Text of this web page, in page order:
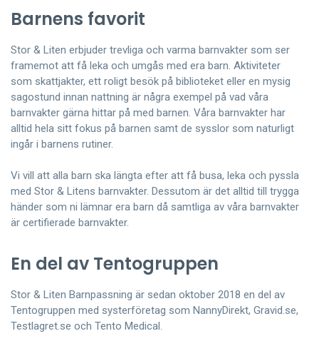
Barnens favorit
Stor & Liten erbjuder trevliga och varma barnvakter som ser
framemot att få leka och umgås med era barn. Aktiviteter
som skattjakter, ett roligt besök på biblioteket eller en mysig
sagostund innan nattning är några exempel på vad våra
barnvakter gärna hittar på med barnen. Våra barnvakter har
alltid hela sitt fokus på barnen samt de sysslor som naturligt
ingår i barnens rutiner.
Vi vill att alla barn ska längta efter att få busa, leka och pyssla
med Stor & Litens barnvakter. Dessutom är det alltid till trygga
händer som ni lämnar era barn då samtliga av våra barnvakter
är certifierade barnvakter.
En del av Tentogruppen
Stor & Liten Barnpassning är sedan oktober 2018 en del av
Tentogruppen med systerföretag som NannyDirekt, Gravid.se,
Testlagret.se och Tento Medical.